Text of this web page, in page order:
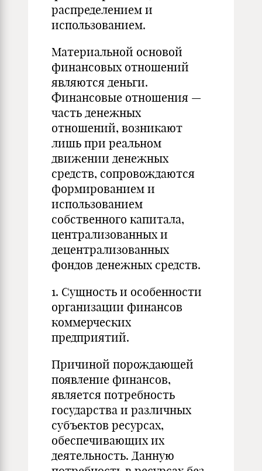
распределением и
использованием.
Материальной основой
финансовых отношений
являются деньги.
Финансовые отношения —
часть денежных
отношений, возникают
лишь при реальном
движении денежных
средств, сопровождаются
формированием и
использованием
собственного капитала,
централизованных и
децентрализованных
фондов денежных средств.
1. Сущность и особенности
организации финансов
коммерческих
предприятий.
Причиной порождающей
появление финансов,
является потребность
государства и различных
субъектов ресурсах,
обеспечивающих их
деятельность. Данную